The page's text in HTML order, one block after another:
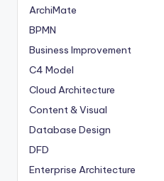
ArchiMate
BPMN
Business Improvement
C4 Model
Cloud Architecture
Content & Visual
Database Design
DFD
Enterprise Architecture